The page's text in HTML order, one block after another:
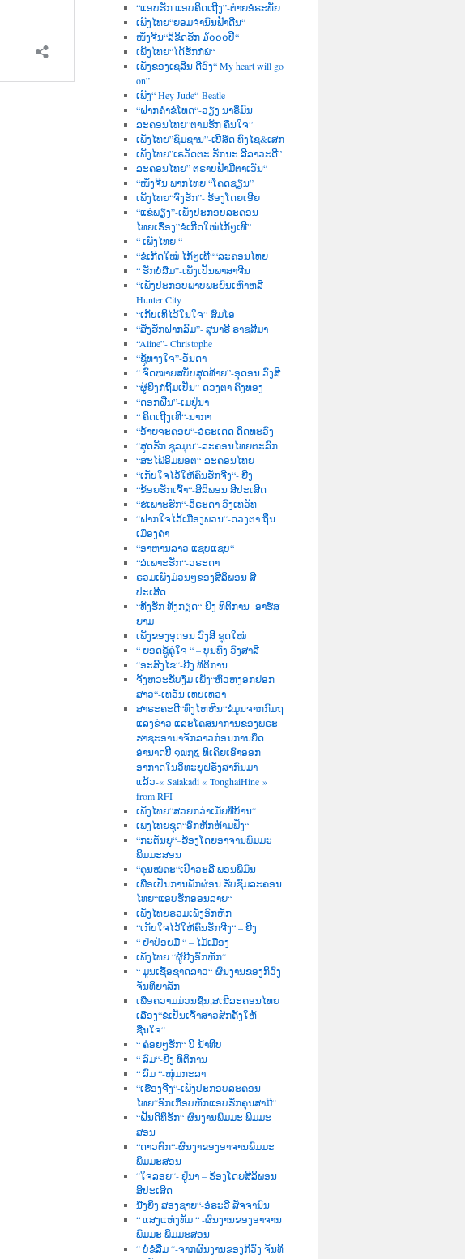
“ແອບຮັກ ແອບຄິດເຖີງ”-ຕ່າຍອໍຣະທັຍ
ເພັງໄທຍ“ຍອມຈຳນົນຟ້າດີນ“
ໜັງຈີນ“ລິຂິດຮັກ ໓໐໐໐ປີ“
ເພັງໄທຍ“ໄດ້ຮັກກໍພໍ“
ເພັງຂອງເຊລີນ ດີອົງ“ My heart will go
on”
ເພັງ“ Hey Jude“-Beatle
“ຝາກຄຳຂໍໂທດ“-ວຽງ ນາຣຶມົນ
ລະຄອນໄທຍ”ຕາມຮັກ ຄືນໃຈ”
ເພັງໄທຍ”ຊົມຊານ”-ເບີສ໌ດ ທົງໄຊ&ເສກ
ເພັງໄທຍ”ເຣວັດຕະ ຮັກນະ ລີລາວະດີ”
ລະຄອນໄທຍ” ຕຣາບຟ້າມີຕາເວັນ“
“ໜັງຈີນ ພາກໄທຍ “ໂຄດຊຽນ”
ເພັງໄທຍ“ຈົ່ງຮັກ”- ຮ້ອງໂດຍເອີຍ
“ແຂ່ພຽງ”-ເພັງປະກອບລະຄອນ
ໄທຍເຮື່ອງ”ຂໍເກີດໃໝ່ໄກ້ໆເທີ”
“ ເພັງໄທຍ “
“ຂໍເກີດໃໝ່ ໄກ້ໆເທີ““ລະຄອນໄທຍ
“ ຮັກບໍ່ລືມ”-ເພັງເປັນພາສາຈີນ
“ເພັງປະກອບພາບພະຍົນເຫົາຫລີ
Hunter City
“ເກັບເທີໄວ້ໃນໃຈ”-ສົມໂອ
“ສັ່ງຮັກຝາກລົມ”- ສຸນາຣີ ຣາຊສີມາ
“Aline”- Christophe
“ຊູ້ທາງໃຈ”-ອັນດາ
“ ຈົດໝາຍສບັບສຸດທ້າຍ”-ອຸດອນ ວົງສີ
“ຜູ້ຍີງກໍຖີ້ມເປັນ”-ດວງຕາ ຄົງທອງ
“ດອກຝີ່ນ”-ເມຢູ່ນາ
“ ຄິດເຖີງເທີ“-ນາກາ
“ອ້າຍຈະຄອຍ“-ວໍຣະເດດ ດິດທະວົງ
“ສູດຮັກ ຊຸລມຸນ“-ລະຄອນໄທຍຕະລົກ
“ສະໄພ້ອີມພອຕ“-ລະຄອນໄທຍ
“ເກັບໃຈໄວ້ໃຫ້ຄົນຮັກຈີງ“- ຍີງ
“ຂ້ອຍຮັກເຈົ້າ“-ສິລິພອນ ສີປະເສີດ
“ຮໍເພາະຮັກ“-ວິຣະດາ ວົງເທວັທ
“ຝາກໃຈໄວ້ເມືອງພວນ“-ດວງຕາ ຖິ່ນ
ເມືອງຄຳ
“ອາຫານລາວ ແຊບແຊບ“
“ລໍເພາະຮັກ“-ວຣະດາ
ຣວມເພັງມ່ວນໆຂອງສີລິພອນ ສີ
ປະເສີດ
“ທັງຮັກ ທັງກຽດ“-ຍິງ ທິຕິການ -ອາຮ໌ສ
ຍາມ
ເພັງຂອງອຸດອນ ວົງສີ ຊຸດໃໝ່
“ ຍອດຊູ້ຄູ່ໃຈ “ – ບຸນທົງ ວົງສາລີ
“ອະສົງໄຂ“-ຍີງ ທິຕິການ
ຈັງຫວະຂັບງື່ມ ເພັງ“ຫົວຫງອກຢອກ
ສາວ“-ເທວັນ ເທບເທວາ
ສາຣະຄະດີ“ທົ່ງໄຫຫີນ“ຂໍ່ມູນຈາກກົມຖ
ແລງຂ່າວ ແລະໂຄສນາການຂອງພຣະ
ຮາຊະອານາຈັກລາວກ່ອນການຍຶດ
ອຳນາດປີ ໑໙໗໕ ທີເຄີຍເອົາອອກ
ອາກາດໃນວິທະຍຸຝຣັ່ງສາກົນມາ
ແລ້ວ-« Salakadi « TonghaiHine »
from RFI
ເພັງໄທຍ“ສວຍກວ່າເມັຍທີ່ບ້ານ“
ເພງໄທຍຊຸດ“ອົກຫັກຫ້າມຟັງ“
“ກະຕັນຍູ“–ຮ້ອງໂດຍອາຈານພົມມະ
ພິມມະສອນ
“ຄຸນໝໍຄະ“ເປົາວະລີ ພອນພິມົນ
ເພື່ອເປັນການພັກຜ່ອນ ຮັບຊົມລະຄອນ
ໄທຍ“ແອບຮັກອອນລາຍ“
ເພັງໄທຍຣວມເພັງອົກຫັກ
“ເກັບໃຈໄວ້ໃຫ້ຄົນຮັກຈີງ“ – ຍີງ
“ ຢ່າປ່ອຍມື “ – ໄມ້ເມືອງ
ເພັງໄທຍ “ຜູ້ຍີງອົກຫັກ“
“ ມູນເຊື້ອຊາດລາວ“-ຜົນງານຂອງກິວົງ
ຈັນທິຍາສັກ
ເພື່ອຄວາມມ່ວນຊື່ນ,ສເນີລະຄອນໄທຍ
ເລື່ອງ“ຂໍເປັນເຈົ້າສາວສັກຄັ້ງໃຫ້
ຊື່ນໃຈ“
“ ຄ່ອຍໆຮັກ“-ບີ ນໍ້າທີບ
“ ລົມ“-ຍີງ ທິຕິການ
“ ລົມ “-ໜຸ່ມກະລາ
“ເຮື່ອງຈີງ“-ເພັງປະກອບລະຄອນ
ໄທຍ“ອົກເກືອບຫັກແອບຮັກຄຸນສາມີ“
“ຝັນດີທີ່ຮັກ“-ຜົນງານພົມມະ ພິມມະ
ສອນ
“ດາວຕົກ“-ຜົນງາຂອງອາຈານພົມມະ
ພິມມະສອນ
“ໃຈລອຍ“- ຢູ່ນາ – ຮ້ອງໂດຍສີລິພອນ
ສີປະເສີດ
ນື່ງຍິງ ສອງຊາຍ“-ອໍຣະວີ ສັຈຈານົນ
“ ແສງແຫ່ງທັມ “ -ຜົນງານຂອງອາຈານ
ພົມມະ ພິມມະສອນ
“ ບໍ່ຂໍລືມ “-ຈາກຜົນງານຂອງກິວົງ ຈັນທິ